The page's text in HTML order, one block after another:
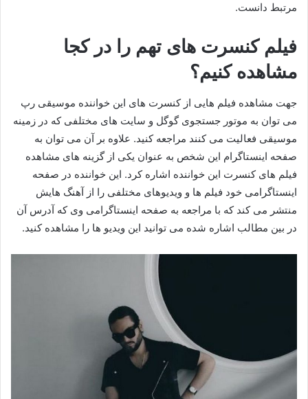
مرتبط دانست.
فیلم کنسرت های تهم را در کجا
مشاهده کنیم؟
جهت مشاهده فیلم هایی از کنسرت های این خواننده موسیقی رپ
می توان به موتور جستجوی گوگل و سایت های مختلفی که در زمینه
موسیقی فعالیت می کنند مراجعه کنید. علاوه بر آن می توان به
صفحه اینستاگرام این شخص به عنوان یکی از گزینه های مشاهده
فیلم های کنسرت این خواننده اشاره کرد. این خواننده در صفحه
اینستاگرامی خود فیلم ها و ویدیوهای مختلفی را از آهنگ هایش
منتشر می‌ کند که با مراجعه به صفحه اینستاگرامی وی که آدرس آن
در بین مطالب اشاره شده می توانید این ویدیو ها را مشاهده کنید.